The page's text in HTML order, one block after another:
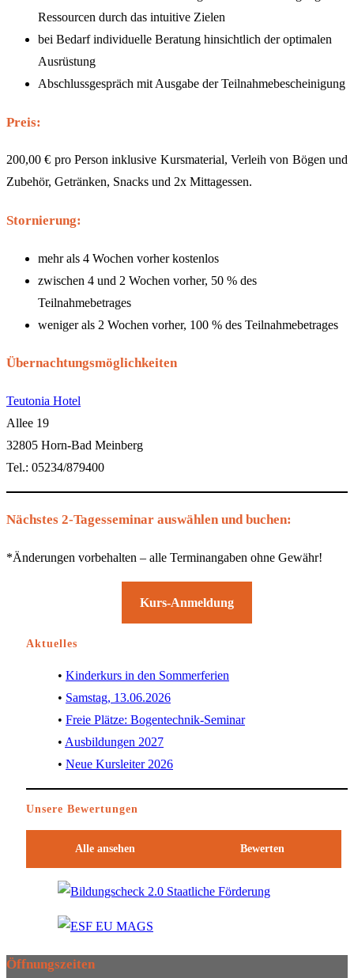
Ressourcen durch das intuitive Zielen
bei Bedarf individuelle Beratung hinsichtlich der optimalen
Ausrüstung
Abschlussgespräch mit Ausgabe der Teilnahmebescheinigung
Preis:
200,00 € pro Person inklusive Kursmaterial, Verleih von Bögen und
Zubehör, Getränken, Snacks und 2x Mittagessen.
Stornierung:
mehr als 4 Wochen vorher kostenlos
zwischen 4 und 2 Wochen vorher, 50 % des
Teilnahmebetrages
weniger als 2 Wochen vorher, 100 % des Teilnahmebetrages
Übernachtungsmöglichkeiten
Teutonia Hotel
Allee 19
32805 Horn-Bad Meinberg
Tel.: 05234/879400
Nächstes 2-Tagesseminar auswählen und buchen:
*Änderungen vorbehalten – alle Terminangaben ohne Gewähr!
Kurs-Anmeldung
Aktuelles
Kinderkurs in den Sommerferien
Samstag, 13.06.2026
Freie Plätze: Bogentechnik-Seminar
Ausbildungen 2027
Neue Kursleiter 2026
Unsere Bewertungen
Alle ansehen Bewerten
Öffnungszeiten